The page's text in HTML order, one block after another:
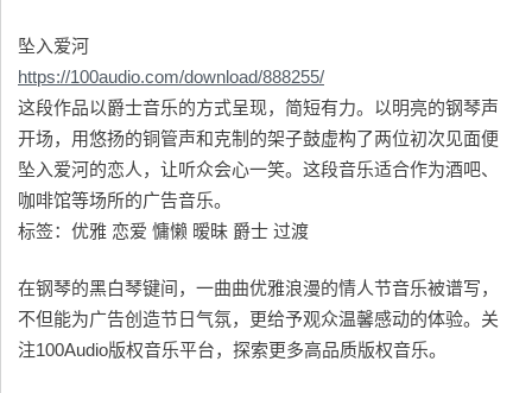
坠入爱河
https://100audio.com/download/888255/
这段作品以爵士音乐的方式呈现，简短有力。以明亮的钢琴声
开场，用悠扬的铜管声和克制的架子鼓虚构了两位初次见面便
坠入爱河的恋人，让听众会心一笑。这段音乐适合作为酒吧、
咖啡馆等场所的广告音乐。
标签：优雅 恋爱 慵懒 暧昧 爵士 过渡
在钢琴的黑白琴键间，一曲曲优雅浪漫的情人节音乐被谱写，
不但能为广告创造节日气氛，更给予观众温馨感动的体验。关
注100Audio版权音乐平台，探索更多高品质版权音乐。